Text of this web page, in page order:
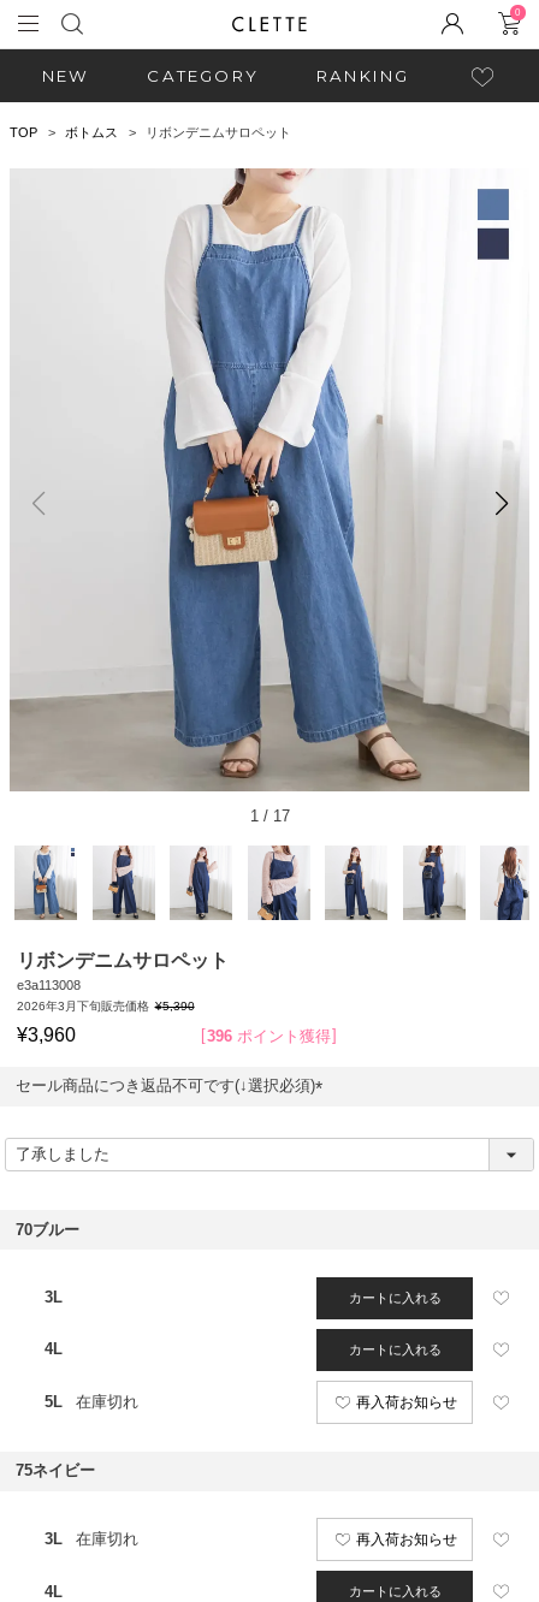
0
NEW CATEGORY RANKING
TOP ボトムス リボンデニムサロペット
1/ 17
リボンデニムサロペット
e3a113008
2026年3月下旬販売価格 ¥5,390
¥3,960 396 ポイント獲得
セール商品につき返品不可です(↓選択必須)
必
70ブルー
3L カートに入れる
4L カートに入れる
5L 在庫切れ 再入荷お知らせ
75ネイビー
3L 在庫切れ 再入荷お知らせ
4L カートに入れる